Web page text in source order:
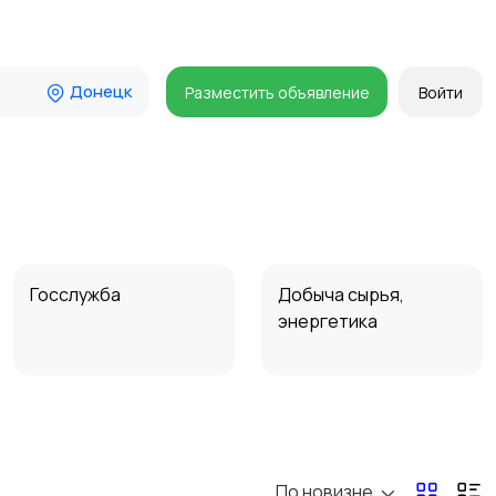
Донецк Разместить объявление Войти
Госслужба
Добыча сырья,
энергетика